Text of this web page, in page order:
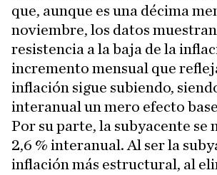
que, aunque es una décima
noviembre, los datos
resistencia a la baja de la
incremento mensual que
inflación sigue subiendo,
interanual un mero efecto
Por su parte, la subyacente se
2,6 % interanual. Al ser la
inflación más estructural, al